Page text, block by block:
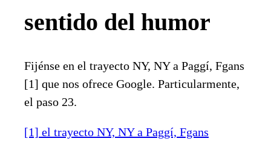
sentido del humor
Fijénse en el trayecto NY, NY a Paggí, Fgans
[1] que nos ofrece Google. Particularmente,
el paso 23.
[1] el trayecto NY, NY a Paggí, Fgans